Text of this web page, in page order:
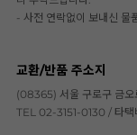
- 사전 연락없이 보내신 물
교환/반품 주소지
(08365) 서울 구로구 금오
TEL 02-3151-0130 / 타택